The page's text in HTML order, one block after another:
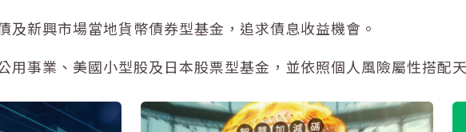
及新興市場當地貨幣債券型基金，追求債息收益機會。
用事業、美國小型股及日本股票型基金，並依照個人風險屬性搭配